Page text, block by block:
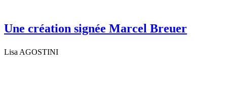
Une création signée Marcel Breuer
Lisa AGOSTINI